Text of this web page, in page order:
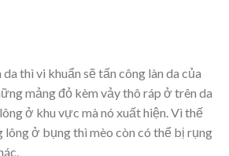
thì vi khuẩn sẽ tấn công làn da của
mảng đỏ kèm vảy thô ráp ở trên da
ở khu vực mà nó xuất hiện. Vì thế
lông ở bụng thì mèo còn có thể bị rụng